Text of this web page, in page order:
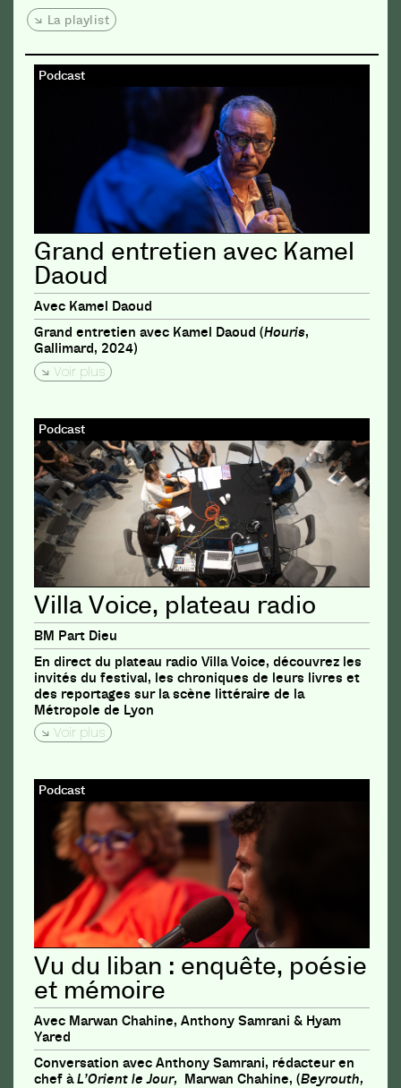
La playlist
Podcast
Grand entretien avec Kamel
Daoud
Avec Kamel Daoud
Grand entretien avec Kamel Daoud (Houris,
Gallimard, 2024)
Voir plus
Podcast
Villa Voice, plateau radio
BM Part Dieu
En direct du plateau radio Villa Voice, découvrez les
invités du festival, les chroniques de leurs livres et
des reportages sur la scène littéraire de la
Métropole de Lyon
Voir plus
Podcast
Vu du liban : enquête, poésie
et mémoire
Avec Marwan Chahine, Anthony Samrani & Hyam
Yared
Conversation avec Anthony Samrani, rédacteur en
chef àL’Orient le Jour, Marwan Chahine, (Beyrouth,